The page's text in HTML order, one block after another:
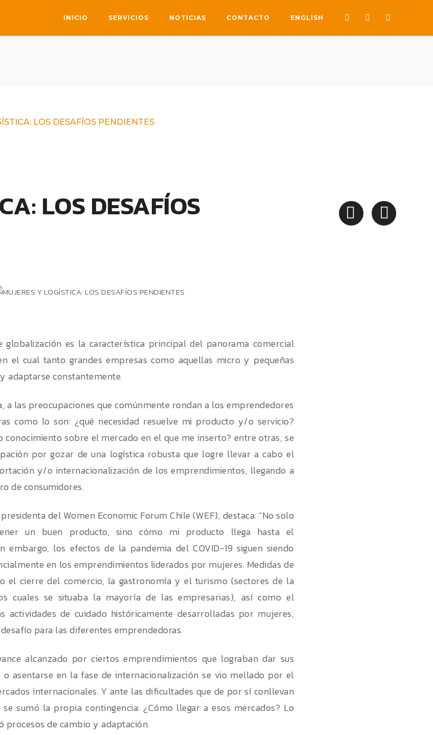
INICIO SERVICIOS NOTICIAS CONTACTO ENGLISH
LOS DESAFÍOS PENDIENTES
LOS DESAFÍOS
globalización es la característica principal del panorama comercial
el cual tanto grandes empresas como aquellas micro y pequeñas
adaptarse constantemente.
a las preocupaciones que comúnmente rondan a los emprendedores
como lo son: ¿qué necesidad resuelve mi producto y/o servicio?
conocimiento sobre el mercado en el que me inserto? entre otras, se
por gozar de una logística robusta que logre llevar a cabo el
y/o internacionalización de los emprendimientos, llegando a
de consumidores.
del Women Economic Forum Chile (WEF), destaca: “No solo
un buen producto, sino cómo mi producto llega hasta el
embargo, los efectos de la pandemia del COVID-19 siguen siendo
en los emprendimientos liderados por mujeres. Medidas de
el cierre del comercio, la gastronomía y el turismo (sectores de la
cuales se situaba la mayoría de las empresarias), así como el
actividades de cuidado históricamente desarrolladas por mujeres,
para las diferentes emprendedoras.
alcanzado por ciertos emprendimientos que lograban dar sus
asentarse en la fase de internacionalización se vio mellado por el
internacionales. Y ante las dificultades que de por sí conllevan
se sumó la propia contingencia: ¿Cómo llegar a esos mercados? Lo
procesos de cambio y adaptación.